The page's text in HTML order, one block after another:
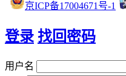
京ICP备17004671号-1
登录 找回密码
用户名